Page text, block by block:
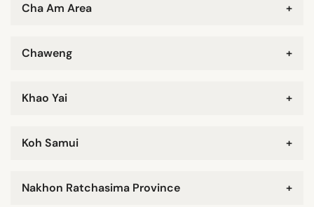
+
Cha Am Area
+
Chaweng
+
Khao Yai
+
Koh Samui
+
Nakhon Ratchasima Province